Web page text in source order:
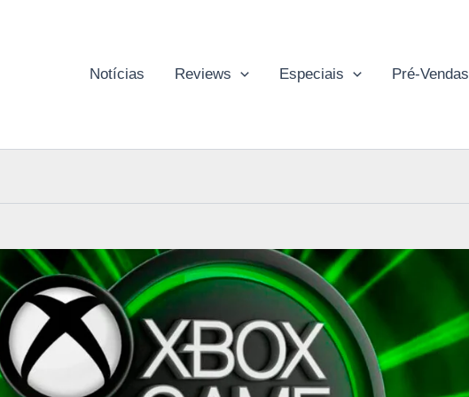
Notícias Reviews Especiais Pré-Vendas